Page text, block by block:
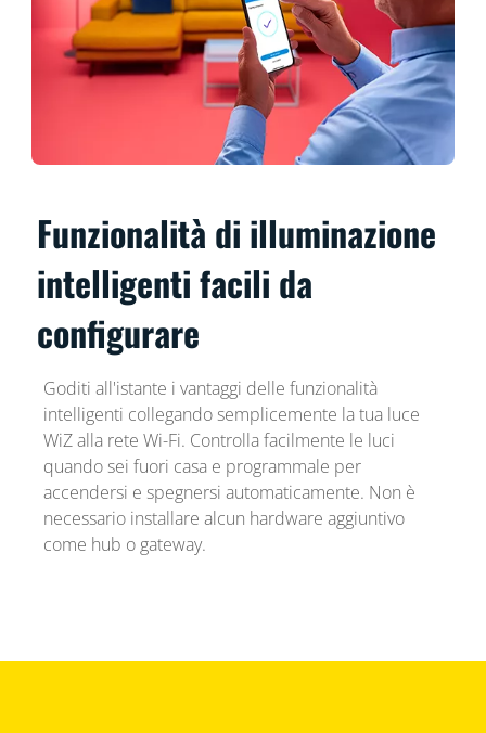
Funzionalità di illuminazione
intelligenti facili da
configurare
Goditi all'istante i vantaggi delle funzionalità
intelligenti collegando semplicemente la tua luce
WiZ alla rete Wi-Fi. Controlla facilmente le luci
quando sei fuori casa e programmale per
accendersi e spegnersi automaticamente. Non è
necessario installare alcun hardware aggiuntivo
come hub o gateway.